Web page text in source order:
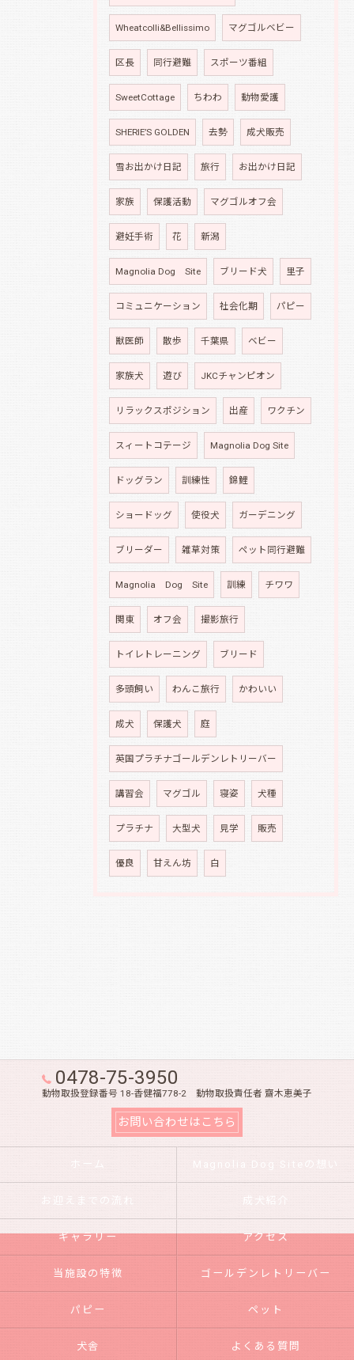
Wheatcolli&Bellissimo マグゴルベビー
区長 同行避難 スポーツ番組
SweetCottage ちわわ 動物愛護
SHERIE’S GOLDEN 去勢 成犬販売
雪お出かけ日記 旅行 お出かけ日記
家族 保護活動 マグゴルオフ会
避妊手術 花 新潟
Magnolia Dog Site ブリード犬 里子
コミュニケーション 社会化期 パピー
獣医師 散歩 千葉県 ベビー
家族犬 遊び JKCチャンピオン
リラックスポジション 出産 ワクチン
スィートコテージ Magnolia Dog Site
ドッグラン 訓練性 錦鯉
ショードッグ 使役犬 ガーデニング
ブリーダー 雑草対策 ペット同行避難
Magnolia Dog Site 訓練 チワワ
関東 オフ会 撮影旅行
トイレトレーニング ブリード
多頭飼い わんこ旅行 かわいい
成犬 保護犬 庭
英国プラチナゴールデンレトリーバー
講習会 マグゴル 寝姿 犬種
プラチナ 大型犬 見学 販売
優良 甘えん坊 白
0478-75-3950
動物取扱登録番号 18-香健福778-2 動物取扱責任者 齋木恵美子
お問い合わせはこちら
ホーム Magnolia Dog Siteの想い
お迎えまでの流れ 成犬紹介
ギャラリー アクセス
当施設の特徴 ゴールデンレトリーバー
パピー ペット
犬舎 よくある質問